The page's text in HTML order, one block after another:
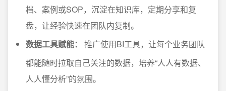
档、案例或SOP，沉淀在知识库，定期分享和复
盘，让经验快速在团队内复制。
数据工具赋能：
推广使用BI工具，让每个业务团队
都能随时拉取自己关注的数据，培养“人人有数据、
人人懂分析”的氛围。